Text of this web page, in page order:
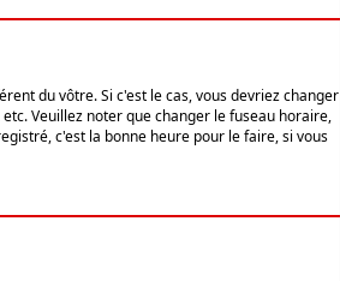
du vôtre. Si c'est le cas, vous devriez changer
Veuillez noter que changer le fuseau horaire,
c'est la bonne heure pour le faire, si vous